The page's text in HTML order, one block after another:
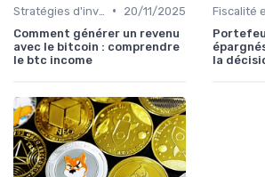
•
20/11/2025
Comment générer un revenu
avec le bitcoin : comprendre
le btc income
la